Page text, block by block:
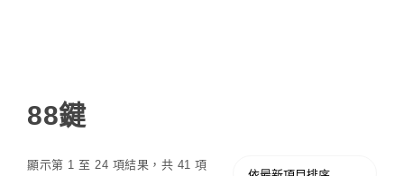
88鍵
顯示第 1 至 24 項結果，共 41 項